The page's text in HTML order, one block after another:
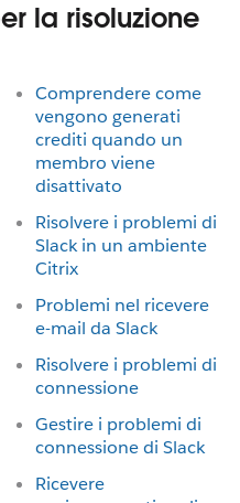
la risoluzione
Comprendere come
vengono generati
crediti quando un
membro viene
disattivato
Risolvere i problemi di
Slack in un ambiente
Citrix
Problemi nel ricevere
e-mail da Slack
Risolvere i problemi di
connessione
Gestire i problemi di
connessione di Slack
Ricevere